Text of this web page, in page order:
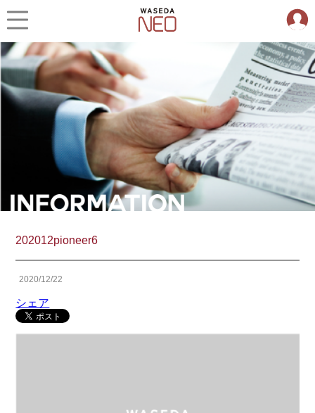
202012pioneer6
2020/12/22
シェア